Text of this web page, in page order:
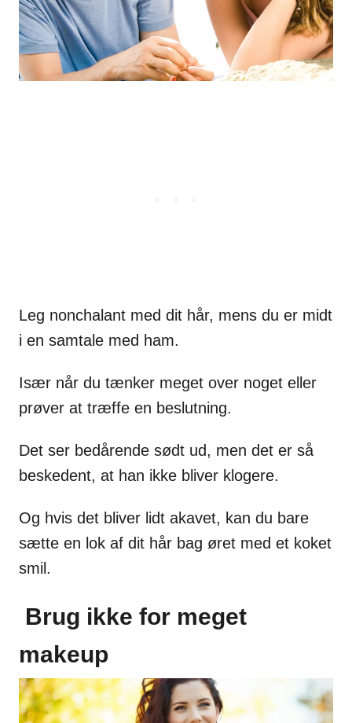
Leg nonchalant med dit hår, mens du er midt
i en samtale med ham.
Især når du tænker meget over noget eller
prøver at træffe en beslutning.
Det ser bedårende sødt ud, men det er så
beskedent, at han ikke bliver klogere.
Og hvis det bliver lidt akavet, kan du bare
sætte en lok af dit hår bag øret med et koket
smil.
Brug ikke for meget
makeup